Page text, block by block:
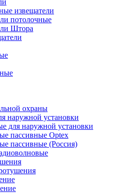
извещатели
потолочные
Штора
охраны
наружной установки
для наружной установки
пассивные Optex
пассивные (Россия)